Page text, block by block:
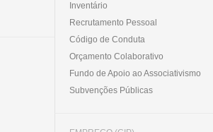
Inventário
Recrutamento Pessoal
Código de Conduta
Orçamento Colaborativo
Fundo de Apoio ao Associativismo
Subvenções Públicas